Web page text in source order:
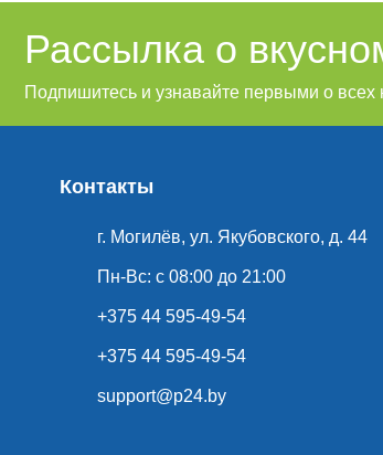
Рассылка о
Подпишитесь и узнавайте первыми о всех
Контакты
г. Могилёв, ул. Якубовского, д. 44
Пн-Вс: с 08:00 до 21:00
+375 44 595-49-54
+375 44 595-49-54
support@p24.by